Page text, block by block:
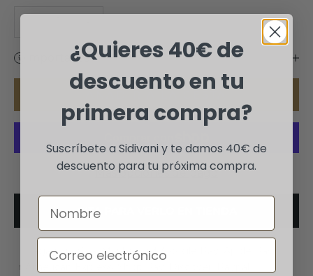
Reducir cantidadAumentar cantidad
Importante
Más opciones de pago
CITA PARA VERLO EN TIENDA
Paga con: Visa, Mastercard, Google Pay, Apple Pay,
American Express, Shop Pay, Discover, Paypal,
¿Quieres 40€ de
descuento en tu
primera compra?
Suscríbete a Sidivani y te damos 40€ de
descuento para tu próxima compra.
Nombre
Email